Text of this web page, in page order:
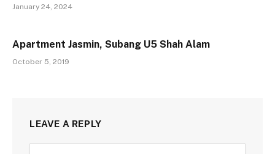
January 24, 2024
Apartment Jasmin, Subang U5 Shah Alam
October 5, 2019
LEAVE A REPLY